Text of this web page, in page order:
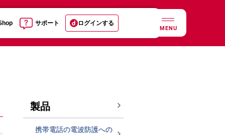
サポート ログインする
MENU
製品
携帯電話の電波防護への